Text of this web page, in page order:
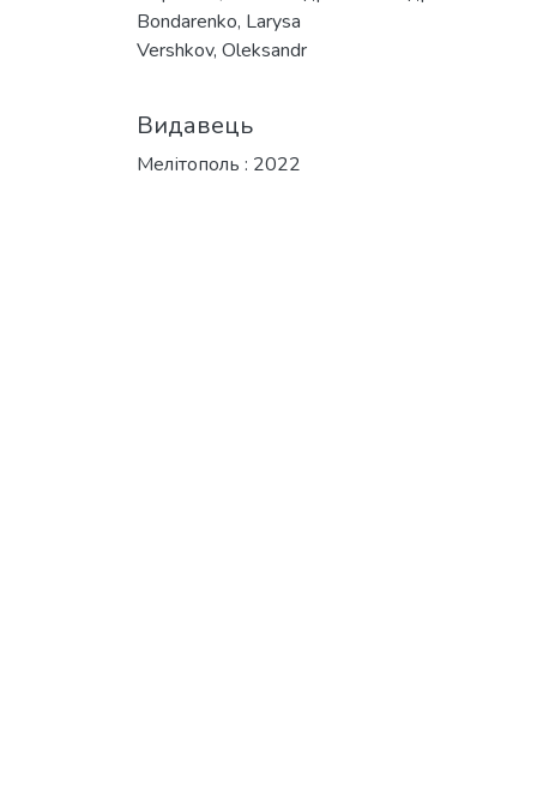
Bondarenko, Larysa
Vershkov, Oleksandr
Видавець
Мелітополь : 2022